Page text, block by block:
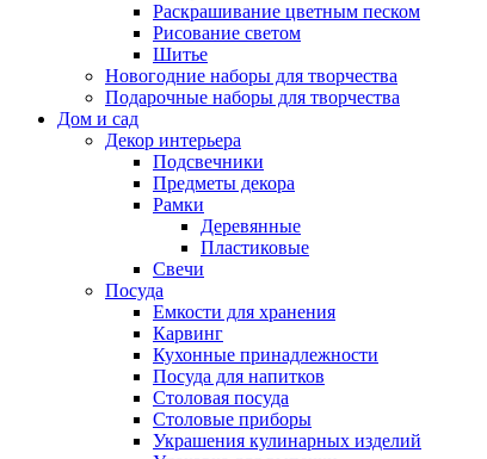
Раскрашивание цветным песком
Рисование светом
Шитье
Новогодние наборы для творчества
Подарочные наборы для творчества
Дом и сад
Декор интерьера
Подсвечники
Предметы декора
Рамки
Деревянные
Пластиковые
Свечи
Посуда
Емкости для хранения
Карвинг
Кухонные принадлежности
Посуда для напитков
Столовая посуда
Столовые приборы
Украшения кулинарных изделий